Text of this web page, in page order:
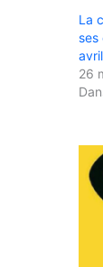
La
ses
26